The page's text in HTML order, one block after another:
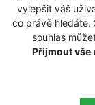
vylepšit váš
co právě hledáte.
souhlas
Přijmout vše